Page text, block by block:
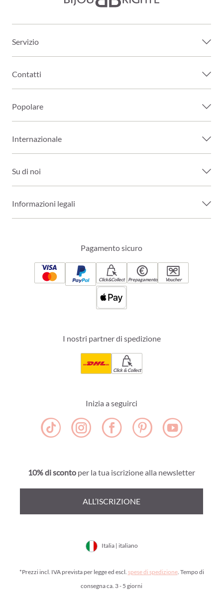
Servizio
Contatti
Popolare
Internazionale
Su di noi
Informazioni legali
Pagamento sicuro
Click&Collect Prepagamento Voucher
I nostri partner di spedizione
Click & Collect
Inizia a seguirci
10% di sconto per la tua iscrizione alla newsletter
ALL’ISCRIZIONE
Italia | italiano
*Prezzi incl. IVA prevista per legge ed escl. spese di spedizione. Tempo di
consegna ca. 3 - 5 giorni